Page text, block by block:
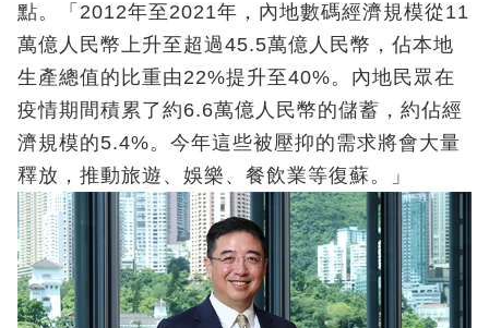
點。「2012年至2021年，內地數碼經濟規模從11
萬億人民幣上升至超過45.5萬億人民幣，佔本地
生產總值的比重由22%提升至40%。內地民眾在
疫情期間積累了約6.6萬億人民幣的儲蓄，約佔經
濟規模的5.4%。今年這些被壓抑的需求將會大量
釋放，推動旅遊、娛樂、餐飲業等復蘇。」